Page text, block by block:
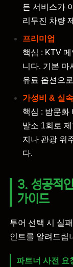
든 서비스가
리무진 차량
프리미엄
핵심 : KTV
니다. 기본 마
유료 옵션으
가성비 & 실속
핵심 : 밤문화
발소 1회로
지나 관광 위
다.
3. 성공적
가이드
투어 선택 시 실
인트를 알려드립
파트너 사전 요